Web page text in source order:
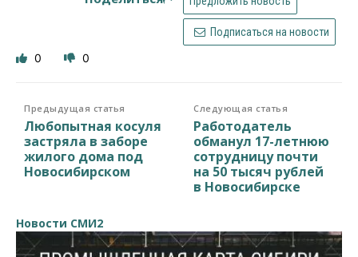
Подписаться на новости
0 0
Предыдущая статья
Любопытная косуля
застряла в заборе
жилого дома под
Новосибирском
Следующая статья
Работодатель
обманул 17-летнюю
сотрудницу почти
на 50 тысяч рублей
в Новосибирске
Новости СМИ2